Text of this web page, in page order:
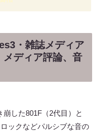
・雑誌メディア
メディア評論、音
した801F（2代目）と
ックなどパルシブな音の